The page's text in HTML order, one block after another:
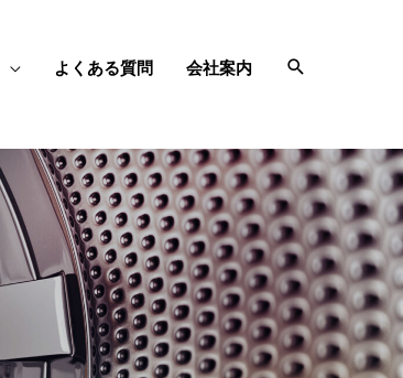
よくある質問 会社案内